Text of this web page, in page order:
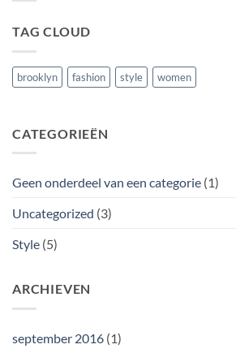
TAG CLOUD
brooklyn fashion style women
CATEGORIEËN
Geen onderdeel van een categorie (1)
Uncategorized (3)
Style (5)
ARCHIEVEN
september 2016 (1)